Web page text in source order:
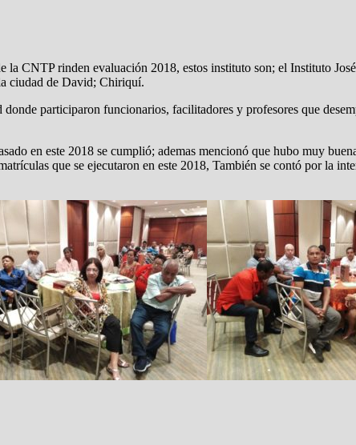
la CNTP rinden evaluación 2018, estos instituto son; el Instituto
ciudad de David; Chiriquí.
participaron funcionarios, facilitadores y profesores que
en este 2018 se cumplió; ademas mencionó que hubo muy
que se ejecutaron en este 2018, También se contó por la